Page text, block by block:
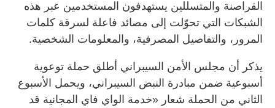
القراصنة والمتسللين يستهدفون المستخدمين عبر هذه
الشبكات التي تحوّلت إلى مصائد فاعلة لسرقة كلمات
المرور، والتفاصيل المصرفية، والمعلومات الشخصية.
يذكر أن مجلس الأمن السيبراني أطلق حملة توعوية
أسبوعية ضمن مبادرة النبض السيبراني، ويحمل الأسبوع
الثاني من الحملة شعار «خدمة الواي فاي المجانية قد